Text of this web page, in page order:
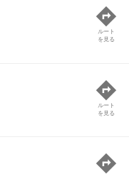
ルート
を見る
ルート
を見る